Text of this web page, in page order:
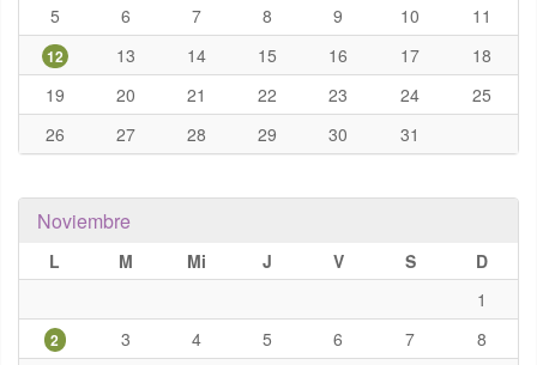
5
6 7 8 9 10 11
12 13 14 15 16 17
18
19
20 21 22 23 24
25
26
27 28 29 30 31
Noviembre
L M Mi J V S
D
1
2 3 4 5 6 7
8